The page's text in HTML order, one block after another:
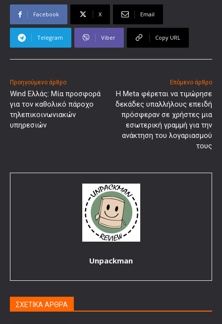
Facebook X Email
Telegram Viber Copy URL
Προηγούμενο άρθρο
Wind Ελλάς: Μία προσφορά
για τον καθολικό πάροχο
τηλεπικοινωνιακών
υπηρεσιών
Επόμενο άρθρο
Η Meta φέρεται να τιμώρησε
δεκάδες υπαλλήλους επειδή
πρόσφεραν σε χρήστες μια
εσωτερική γραμμή για την
ανάκτηση του λογαριασμού
τους
Unpackman
ΣΧΕΤΙΚΑ ΑΡΘΡΑ